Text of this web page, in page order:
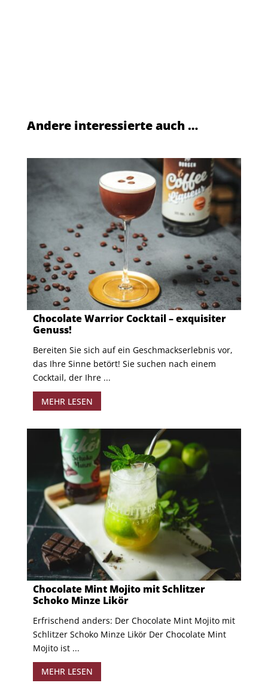
Andere interessierte auch …
Chocolate Warrior Cocktail – exquisiter
Genuss!
Bereiten Sie sich auf ein Geschmackserlebnis vor,
das Ihre Sinne betört! Sie suchen nach einem
Cocktail, der Ihre ...
MEHR LESEN
Chocolate Mint Mojito mit Schlitzer
Schoko Minze Likör
Erfrischend anders: Der Chocolate Mint Mojito mit
Schlitzer Schoko Minze Likör Der Chocolate Mint
Mojito ist ...
MEHR LESEN